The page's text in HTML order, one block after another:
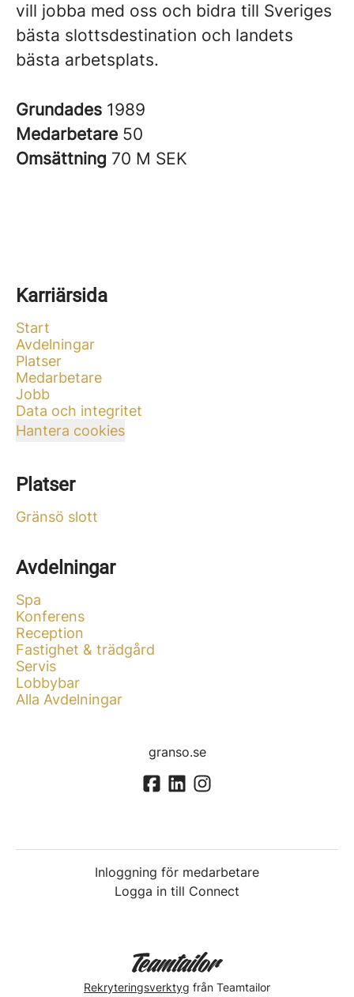
vill jobba med oss och bidra till Sveriges
bästa slottsdestination och landets
bästa arbetsplats.
Grundades 1989
Medarbetare 50
Omsättning 70 M SEK
Karriärsida
Start
Avdelningar
Platser
Medarbetare
Jobb
Data och integritet
Hantera cookies
Platser
Gränsö slott
Avdelningar
Spa
Konferens
Reception
Fastighet & trädgård
Servis
Lobbybar
Alla Avdelningar
granso.se
Inloggning för medarbetare
Logga in till Connect
Rekryteringsverktyg från Teamtailor